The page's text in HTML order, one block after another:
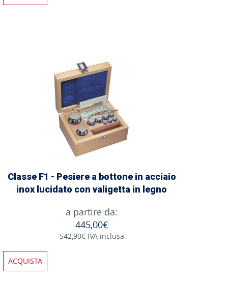
Classe F1 - Pesiere a bottone in acciaio
inox lucidato con valigetta in legno
a partire da:
445,00€
542,90€ IVA inclusa
ACQUISTA